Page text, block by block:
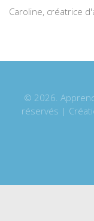
Caroline, créatrice
© 2026.
réservés |